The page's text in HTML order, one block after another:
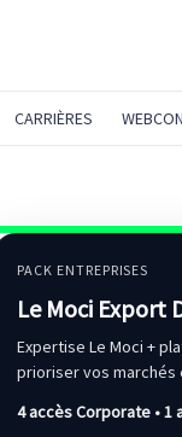
CARRIÈRES
PACK ENTREPRISES
Le Moci Export
Expertise Le Moci +
prioriser vos marchés
4 accès Corporate • 1